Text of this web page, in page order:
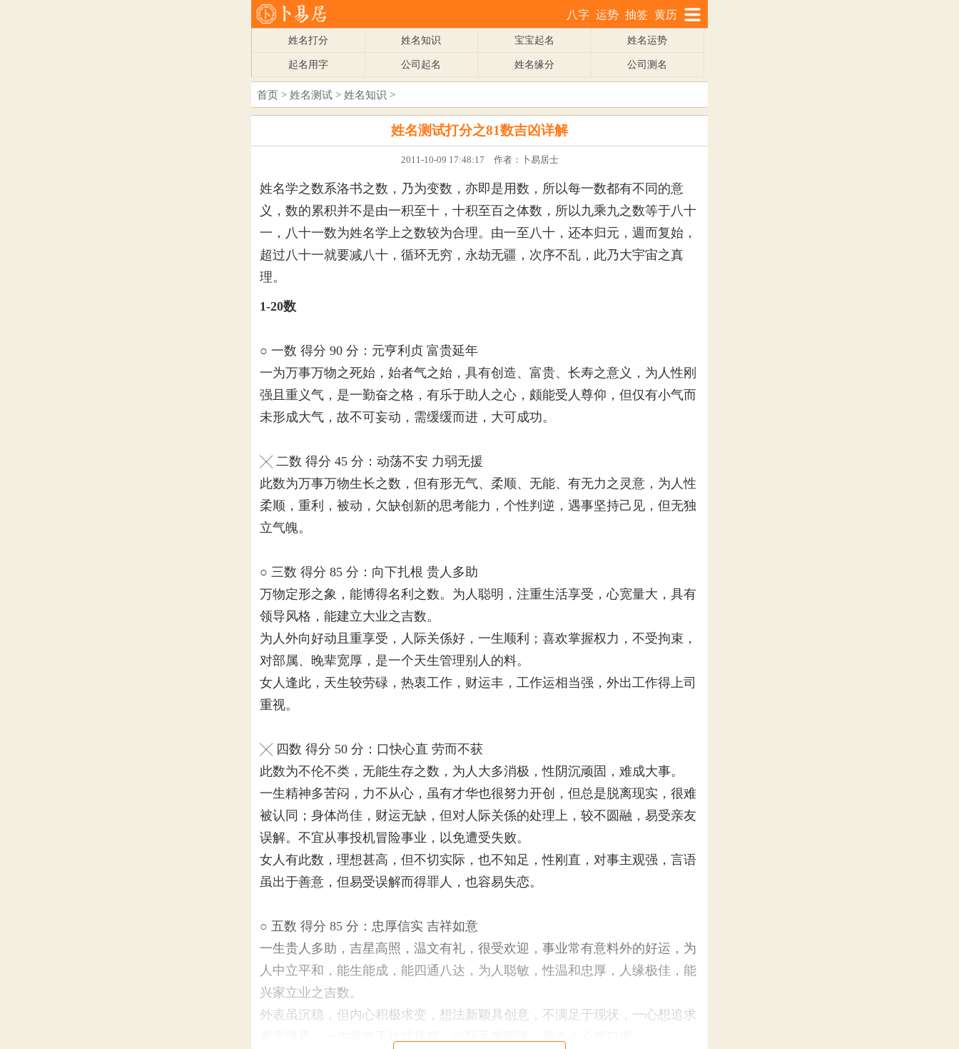
八字 运势 抽签 黄历
姓名打分 姓名知识 宝宝起名 姓名运势
起名用字 公司起名 姓名缘分 公司测名
首页 > 姓名测试 > 姓名知识 >
姓名测试打分之81数吉凶详解
2011-10-09 17:48:17 作者：卜易居士
姓名学之数系洛书之数，乃为变数，亦即是用数，所以每一数都有不同的意
义，数的累积并不是由一积至十，十积至百之体数，所以九乘九之数等于八十
一，八十一数为姓名学上之数较为合理。由一至八十，还本归元，週而复始，
超过八十一就要减八十，循环无穷，永劫无疆，次序不乱，此乃大宇宙之真
理。
1-20数
○ 一数 得分 90 分：元亨利贞 富贵延年
一为万事万物之死始，始者气之始，具有创造、富贵、长寿之意义，为人性刚
强且重义气，是一勤奋之格，有乐于助人之心，颇能受人尊仰，但仅有小气而
未形成大气，故不可妄动，需缓缓而进，大可成功。
╳ 二数 得分 45 分：动荡不安 力弱无援
此数为万事万物生长之数，但有形无气、柔顺、无能、有无力之灵意，为人性
柔顺，重利，被动，欠缺创新的思考能力，个性判逆，遇事坚持己见，但无独
立气魄。
○ 三数 得分 85 分：向下扎根 贵人多助
万物定形之象，能博得名利之数。为人聪明，注重生活享受，心宽量大，具有
领导风格，能建立大业之吉数。
为人外向好动且重享受，人际关係好，一生顺利；喜欢掌握权力，不受拘束，
对部属、晚辈宽厚，是一个天生管理别人的料。
女人逢此，天生较劳碌，热衷工作，财运丰，工作运相当强，外出工作得上司
重视。
╳ 四数 得分 50 分：口快心直 劳而不获
此数为不伦不类，无能生存之数，为人大多消极，性阴沉顽固，难成大事。
一生精神多苦闷，力不从心，虽有才华也很努力开创，但总是脱离现实，很难
被认同；身体尚佳，财运无缺，但对人际关係的处理上，较不圆融，易受亲友
误解。不宜从事投机冒险事业，以免遭受失败。
女人有此数，理想甚高，但不切实际，也不知足，性刚直，对事主观强，言语
虽出于善意，但易受误解而得罪人，也容易失恋。
○ 五数 得分 85 分：忠厚信实 吉祥如意
一生贵人多助，吉星高照，温文有礼，很受欢迎，事业常有意料外的好运，为
人中立平和，能生能成，能四通八达，为人聪敏，性温和忠厚，人缘极佳，能
兴家立业之吉数。
外表虽沉稳，但内心积极求变，想法新颖具创意，不满足于现状，一心想追求